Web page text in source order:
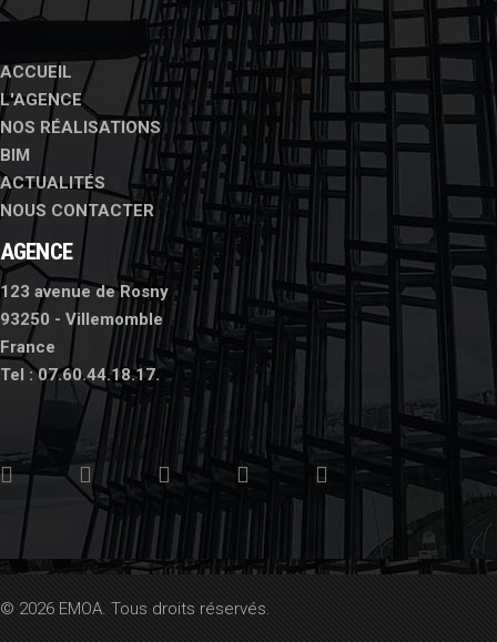
ACCUEIL
L'AGENCE
NOS RÉALISATIONS
BIM
ACTUALITÉS
NOUS CONTACTER
AGENCE
123 avenue de Rosny
93250 - Villemomble
France
Tel :07.60.44.18.17.
© 2026 EMOA. Tous droits réservés.